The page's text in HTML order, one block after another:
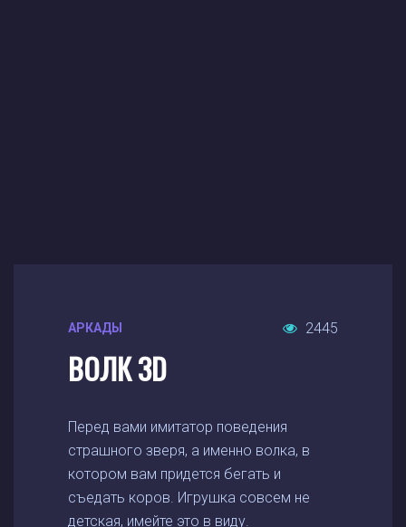
АРКАДЫ 2445
ВОЛК 3D
Перед вами имитатор поведения
страшного зверя, а именно волка, в
котором вам придется бегать и
съедать коров. Игрушка совсем не
детская, имейте это в виду.